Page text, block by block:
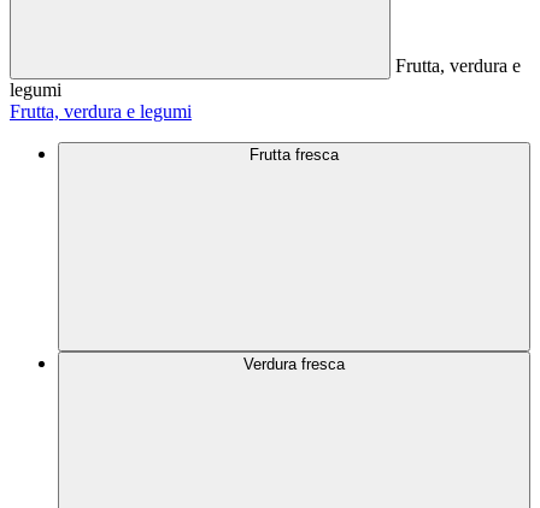
Frutta, verdura e
legumi
Frutta, verdura e legumi
Frutta fresca
Verdura fresca